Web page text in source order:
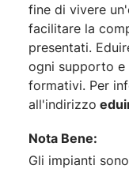
fine di vivere
facilitare la
presentati.
ogni supporto e
formativi. Per
all'indirizzo
Nota Bene:
Gli impianti